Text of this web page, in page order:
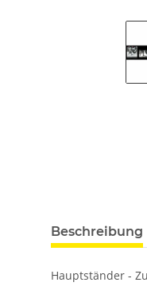
Beschreibung
Hauptständer -